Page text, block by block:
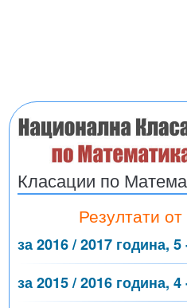
Класации по
Резултати
за 2016 / 2017 година, 5
за 2015 / 2016 година, 4